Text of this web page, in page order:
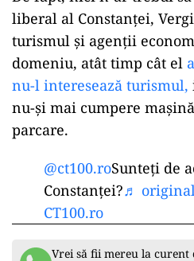
liberal al Constanței,
turismul și agenții
domeniu, atât timp cât el
nu-l interesează turismul,
nu-și mai cumpere
parcare.
@ct100.roSunteți de
Constanței?♬
CT100.ro
Vrei să fii mereu la curent